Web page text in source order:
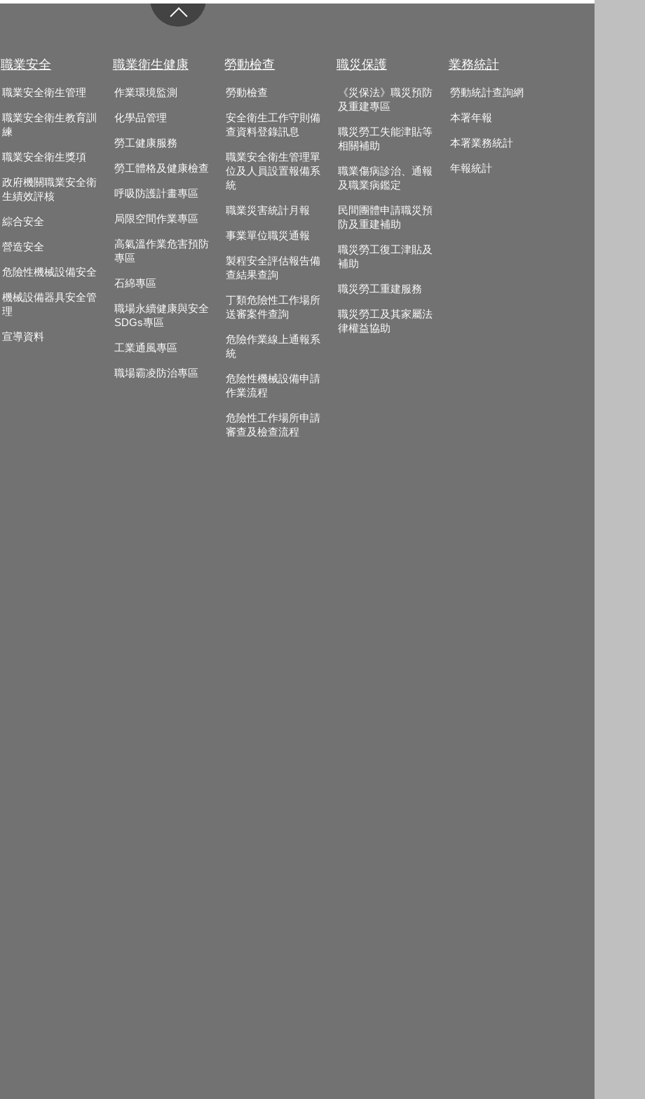
職業安全
職業安全衛生管理
職業安全衛生教育訓
練
職業安全衛生獎項
政府機關職業安全衛
生績效評核
綜合安全
營造安全
危險性機械設備安全
機械設備器具安全管
理
宣導資料
職業衛生健康
作業環境監測
化學品管理
勞工健康服務
勞工體格及健康檢查
呼吸防護計畫專區
局限空間作業專區
高氣溫作業危害預防
專區
石綿專區
職場永續健康與安全
SDGs專區
工業通風專區
職場霸凌防治專區
勞動檢查
勞動檢查
安全衛生工作守則備
查資料登錄訊息
職業安全衛生管理單
位及人員設置報備系
統
職業災害統計月報
事業單位職災通報
製程安全評估報告備
查結果查詢
丁類危險性工作場所
送審案件查詢
危險作業線上通報系
統
危險性機械設備申請
作業流程
危險性工作場所申請
審查及檢查流程
職災保護
《災保法》職災預防
及重建專區
職災勞工失能津貼等
相關補助
職業傷病診治、通報
及職業病鑑定
民間團體申請職災預
防及重建補助
職災勞工復工津貼及
補助
職災勞工重建服務
職災勞工及其家屬法
律權益協助
業務統計
勞動統計查詢網
本署年報
本署業務統計
年報統計